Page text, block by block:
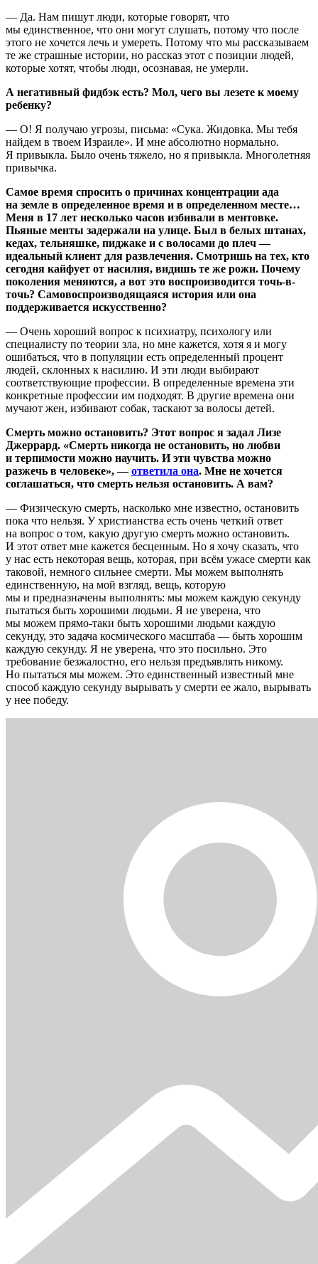
— Да. Нам пишут люди, которые говорят, что
мы единственное, что они могут слушать, потому что после
этого не хочется лечь и умереть. Потому что мы рассказываем
те же страшные истории, но рассказ этот с позиции людей,
которые хотят, чтобы люди, осознавая, не умерли.
А негативный фидбэк есть? Мол, чего вы лезете к моему
ребенку?
— О! Я получаю угрозы, письма: «Сука. Жидовка. Мы тебя
найдем в твоем Израиле». И мне абсолютно нормально.
Я привыкла. Было очень тяжело, но я привыкла. Многолетняя
привычка.
Самое время спросить о причинах концентрации ада
на земле в определенное время и в определенном месте…
Меня в 17 лет несколько часов избивали в ментовке.
Пьяные менты задержали на улице. Был в белых штанах,
кедах, тельняшке, пиджаке и с волосами до плеч —
идеальный клиент для развлечения. Смотришь на тех, кто
сегодня кайфует от насилия, видишь те же рожи. Почему
поколения меняются, а вот это воспроизводится точь-в-
точь? Самовоспроизводящаяся история или она
поддерживается искусственно?
— Очень хороший вопрос к психиатру, психологу или
специалисту по теории зла, но мне кажется, хотя я и могу
ошибаться, что в популяции есть определенный процент
людей, склонных к насилию. И эти люди выбирают
соответствующие профессии. В определенные времена эти
конкретные профессии им подходят. В другие времена они
мучают жен, избивают собак, таскают за волосы детей.
Смерть можно остановить? Этот вопрос я задал Лизе
Джеррард. «Смерть никогда не остановить, но любви
и терпимости можно научить. И эти чувства можно
разжечь в человеке», —ответила она. Мне не хочется
соглашаться, что смерть нельзя остановить. А вам?
— Физическую смерть, насколько мне известно, остановить
пока что нельзя. У христианства есть очень четкий ответ
на вопрос о том, какую другую смерть можно остановить.
И этот ответ мне кажется бесценным. Но я хочу сказать, что
у нас есть некоторая вещь, которая, при всём ужасе смерти как
таковой, немного сильнее смерти. Мы можем выполнять
единственную, на мой взгляд, вещь, которую
мы и предназначены выполнять: мы можем каждую секунду
пытаться быть хорошими людьми. Я не уверена, что
мы можем прямо-таки быть хорошими людьми каждую
секунду, это задача космического масштаба — быть хорошим
каждую секунду. Я не уверена, что это посильно. Это
требование безжалостно, его нельзя предъявлять никому.
Но пытаться мы можем. Это единственный известный мне
способ каждую секунду вырывать у смерти ее жало, вырывать
у нее победу.